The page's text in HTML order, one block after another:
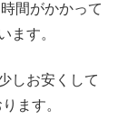
間がかかって
ます。
しお安くして
ます。